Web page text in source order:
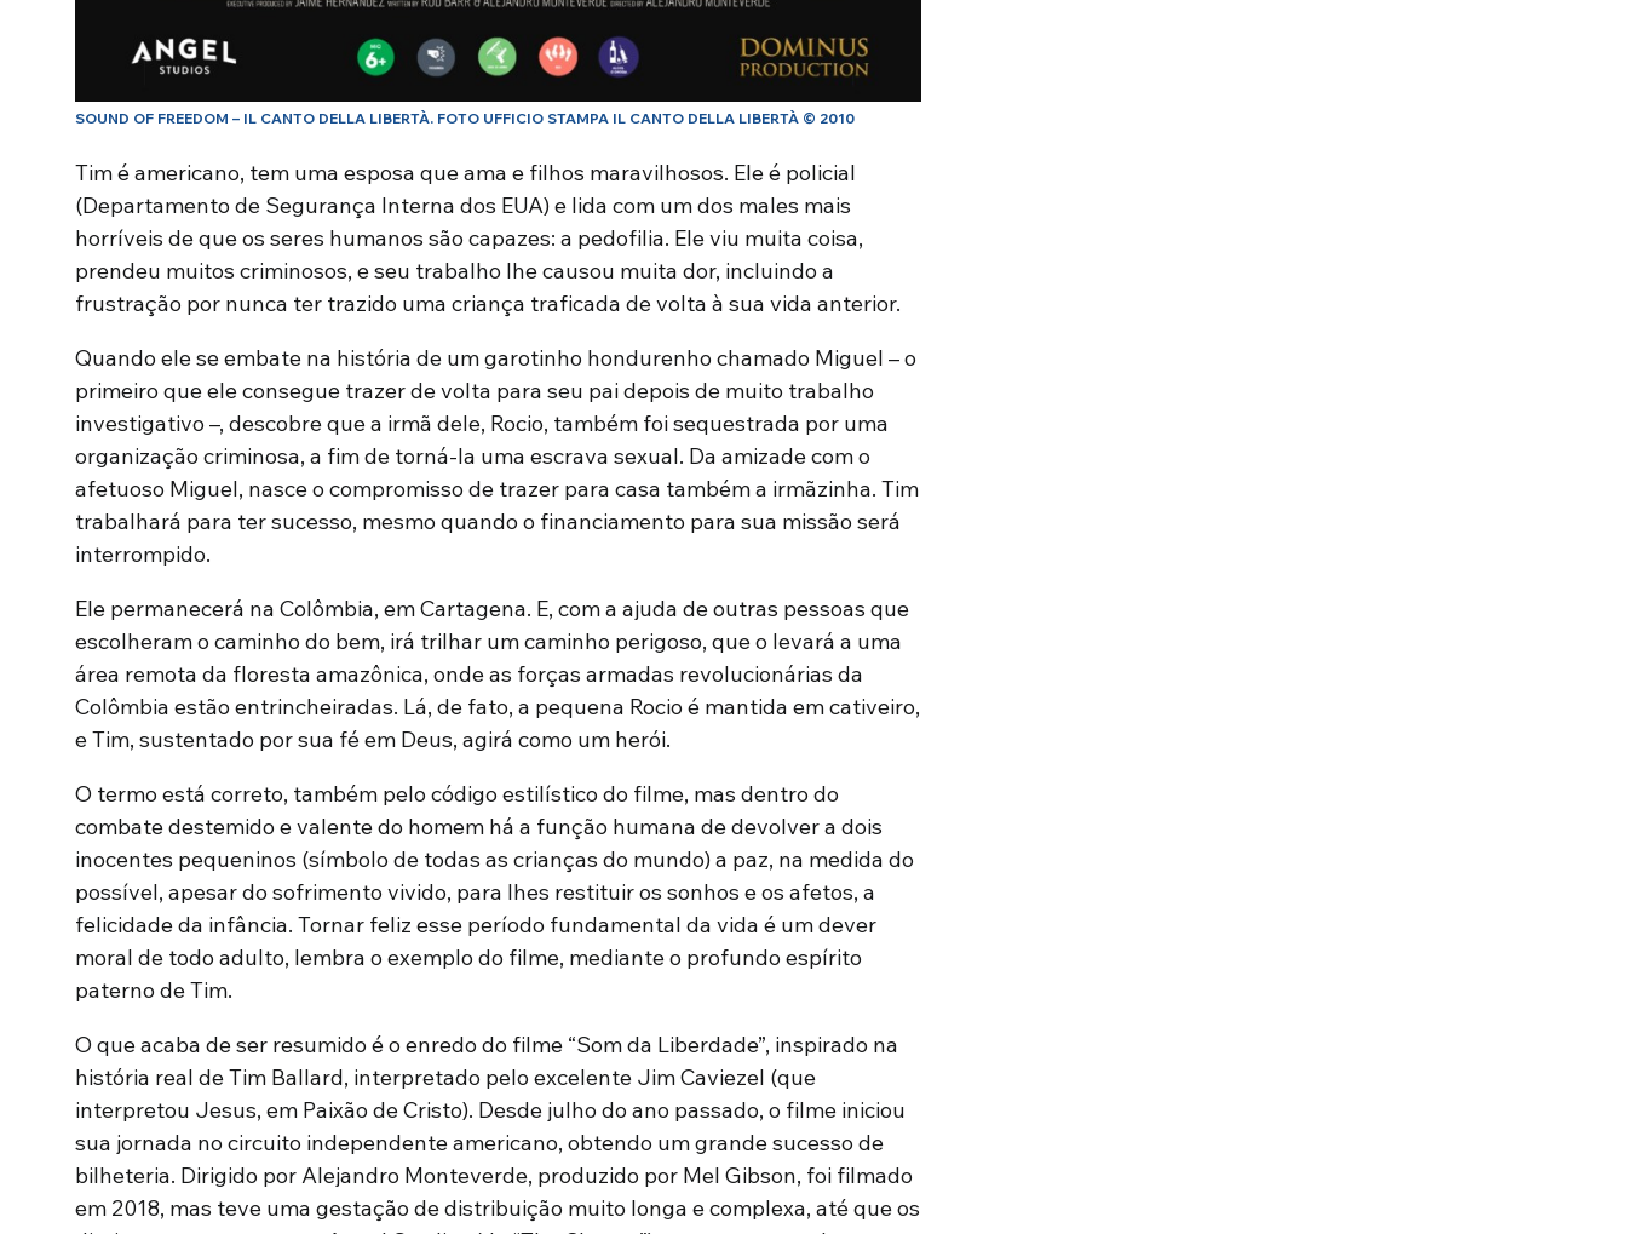
SOUND OF FREEDOM – IL CANTO DELLA LIBERTÀ. FOTO UFFICIO STAMPA IL CANTO DELLA LIBERTÀ © 2010
Tim é americano, tem uma esposa que ama e filhos maravilhosos. Ele é policial
(Departamento de Segurança Interna dos EUA) e lida com um dos males mais
horríveis de que os seres humanos são capazes: a pedofilia. Ele viu muita coisa,
prendeu muitos criminosos, e seu trabalho lhe causou muita dor, incluindo a
frustração por nunca ter trazido uma criança traficada de volta à sua vida anterior.
Quando ele se embate na história de um garotinho hondurenho chamado Miguel – o
primeiro que ele consegue trazer de volta para seu pai depois de muito trabalho
investigativo –, descobre que a irmã dele, Rocio, também foi sequestrada por uma
organização criminosa, a fim de torná-la uma escrava sexual. Da amizade com o
afetuoso Miguel, nasce o compromisso de trazer para casa também a irmãzinha. Tim
trabalhará para ter sucesso, mesmo quando o financiamento para sua missão será
interrompido.
Ele permanecerá na Colômbia, em Cartagena. E, com a ajuda de outras pessoas que
escolheram o caminho do bem, irá trilhar um caminho perigoso, que o levará a uma
área remota da floresta amazônica, onde as forças armadas revolucionárias da
Colômbia estão entrincheiradas. Lá, de fato, a pequena Rocio é mantida em cativeiro,
e Tim, sustentado por sua fé em Deus, agirá como um herói.
O termo está correto, também pelo código estilístico do filme, mas dentro do
combate destemido e valente do homem há a função humana de devolver a dois
inocentes pequeninos (símbolo de todas as crianças do mundo) a paz, na medida do
possível, apesar do sofrimento vivido, para lhes restituir os sonhos e os afetos, a
felicidade da infância. Tornar feliz esse período fundamental da vida é um dever
moral de todo adulto, lembra o exemplo do filme, mediante o profundo espírito
paterno de Tim.
O que acaba de ser resumido é o enredo do filme “Som da Liberdade”, inspirado na
história real de Tim Ballard, interpretado pelo excelente Jim Caviezel (que
interpretou Jesus, em Paixão de Cristo). Desde julho do ano passado, o filme iniciou
sua jornada no circuito independente americano, obtendo um grande sucesso de
bilheteria. Dirigido por Alejandro Monteverde, produzido por Mel Gibson, foi filmado
em 2018, mas teve uma gestação de distribuição muito longa e complexa, até que os